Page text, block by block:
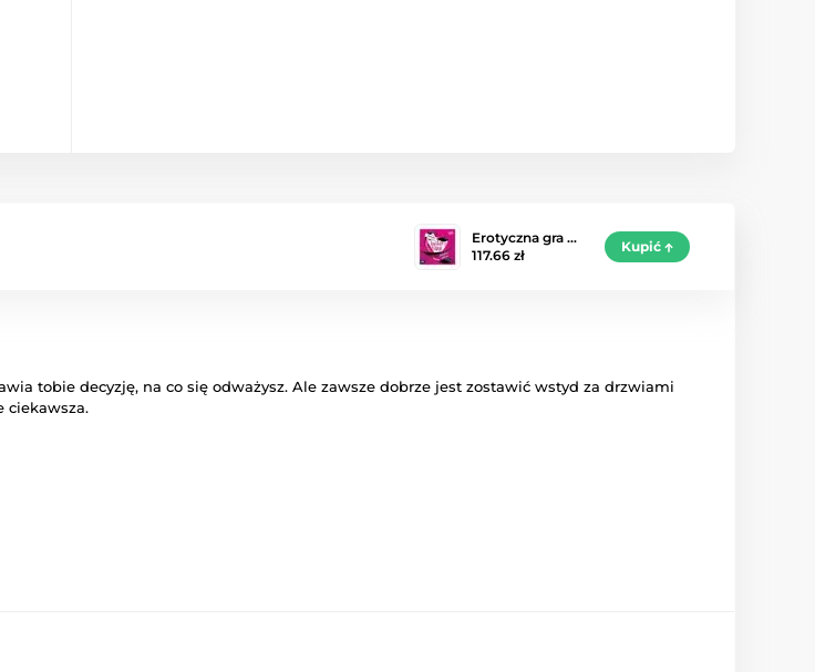
Erotyczna gra …
117.66 zł
Kupić
tobie decyzję, na co się odważysz. Ale zawsze dobrze jest zostawić wstyd za drzwiami
ciekawsza.